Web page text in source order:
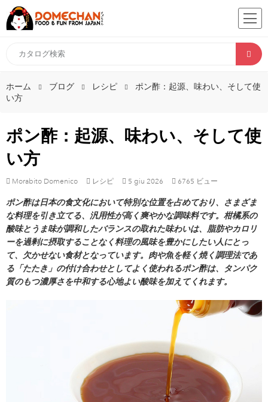
ホーム ブログ レシピ
ポン酢：起源、味わい、そして使
い方
ポン酢：起源、味わい、そして使
い方
Morabito Domenico レシピ 5 giu 2026 6765 ビュー
ポン酢は日本の食文化において特別な位置を占めており、さまざま
な料理を引き立てる、汎用性が高く爽やかな調味料です。柑橘系の
酸味とうま味が調和したバランスの取れた味わいは、脂肪やカロリ
ーを過剰に摂取することなく料理の風味を豊かにしたい人にとっ
て、欠かせない食材となっています。肉や魚を軽く焼く調理法であ
る「たたき」の付け合わせとしてよく使われるポン酢は、タンパク
質のもつ濃厚さを中和する心地よい酸味を加えてくれます。